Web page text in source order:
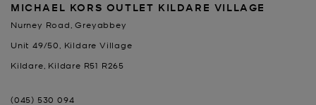
MICHAEL KORS OUTLET KILDARE VILLAGE
Nurney Road, Greyabbey
Unit 49/50, Kildare Village
Kildare Kildare R51 R265
(045) 530 094